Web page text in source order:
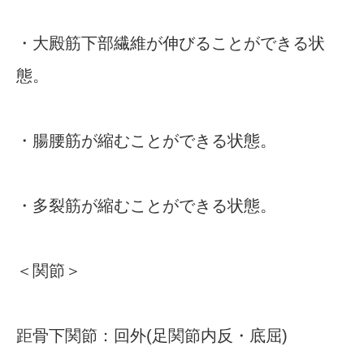
・大殿筋下部繊維が伸びることができる状
態。
・腸腰筋が縮むことができる状態。
・多裂筋が縮むことができる状態。
＜関節＞
距骨下関節：回外(足関節内反・底屈)